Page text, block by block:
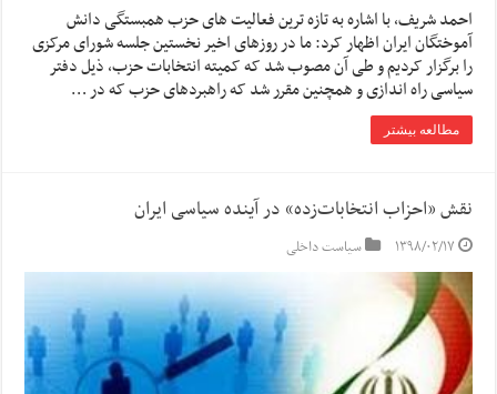
احمد شریف، با اشاره به تازه ترین فعالیت های حزب همبستگی دانش
آموختگان ایران اظهار کرد: ما در روزهای اخیر نخستین جلسه شورای مرکزی
را برگزار کردیم و طی آن مصوب شد که کمیته انتخابات حزب، ذیل دفتر
سیاسی راه اندازی و همچنین مقرر شد که راهبردهای حزب که در …
مطالعه بیشتر
نقش «احزاب انتخابات‌زده» در آینده سیاسی ایران
۱۳۹۸/۰۲/۱۷ سیاست داخلی